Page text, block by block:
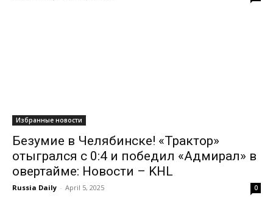
Избранные новости
Безумие в Челябинске! «Трактор»
отыгрался с 0:4 и победил «Адмирал» в
овертайме: Новости – KHL
Russia Daily - April 5, 2025 0